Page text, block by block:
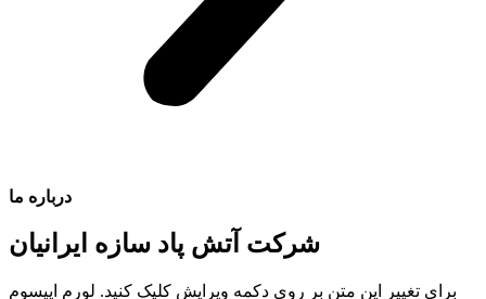
درباره ما
شرکت آتش پاد سازه ایرانیان
برای تغییر این متن بر روی دکمه ویرایش کلیک کنید. لورم ایپسوم